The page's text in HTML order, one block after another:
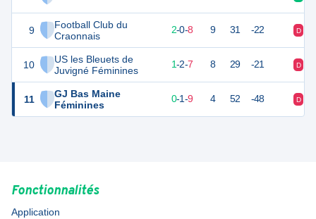
9
Football Club du
Craonnais
10
US les Bleuets de
Juvigné Féminines
11
GJ Bas Maine
Féminines
6 2-0-8 9 31 -22 D
5 1-2-7 8 29 -21 D
0-1-9 4 52 -48 D
Fonctionnalités
Application